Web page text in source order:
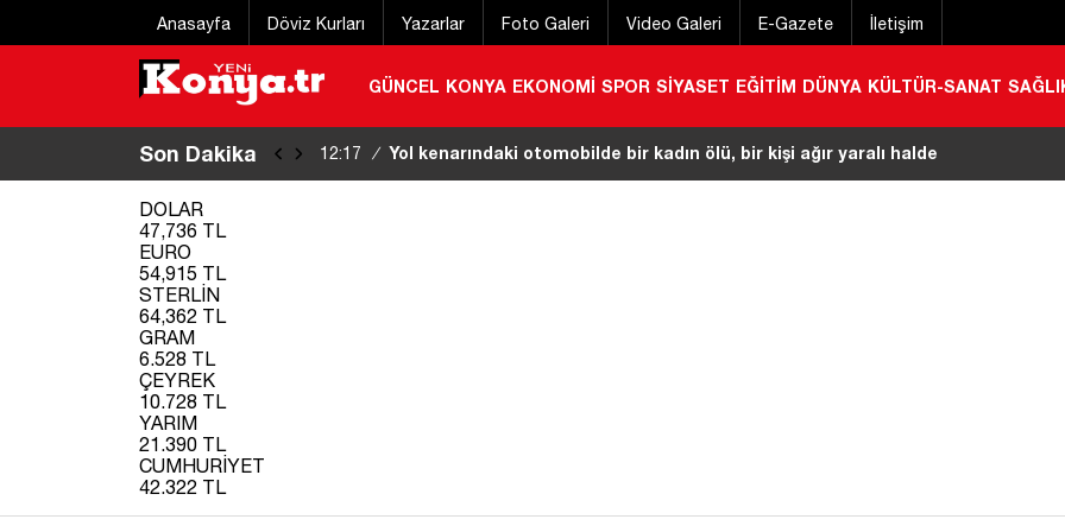
Anasayfa Döviz Kurları Yazarlar Foto Galeri Video Galeri E-Gazete İletişim
GÜNCEL KONYA EKONOMİ SPOR SİYASET EĞİTİM DÜNYA KÜLTÜR-SANAT
Son Dakika 11:59 / Konya’da suça geçit yok! İlçede huzur uygulaması gerçekleştirildi
DOLAR
47,736 TL
EURO
54,915 TL
STERLİN
64,362 TL
GRAM
6.528 TL
ÇEYREK
10.728 TL
YARIM
21.390 TL
CUMHURİYET
42.322 TL